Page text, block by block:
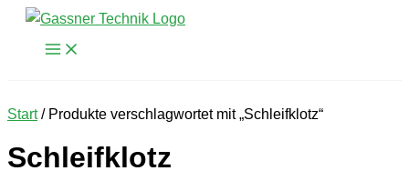
Zum
Start/ Produkte verschlagwortet mit „Schleifklotz“
Schleifklotz